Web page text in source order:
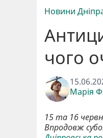
Новини
чого
Марія
15 та 16
Впродовж